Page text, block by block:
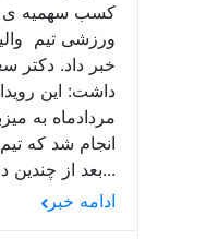
کسب سهمیه ی
ورزشی تیم
خبر داد. دکتر
مردادماه به
انجام شد که
بعد از چندین دوره...
ادامه خبر